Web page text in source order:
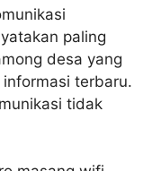
paling
desa yang
terbaru.
tidak